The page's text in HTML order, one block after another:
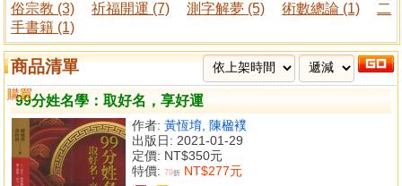
俗宗教 (3)
祈福開運 (7) 測字解夢 (5) 術數總論 (1)
二
手書籍 (1)
商品清單
99分姓名學：取好名，享好運
作者: 黃恆堉, 陳楹襆
出版日: 2021-01-29
定價: NT$350元
特價: 79折 NT$277元
購買
比較